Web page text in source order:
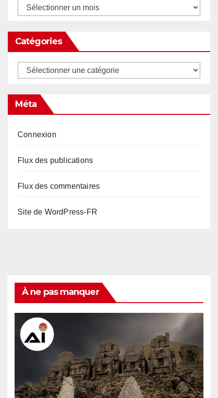
Archives
Catégories
Catégories
Méta
Connexion
Flux des publications
Flux des commentaires
Site de WordPress-FR
À ne pas manquer